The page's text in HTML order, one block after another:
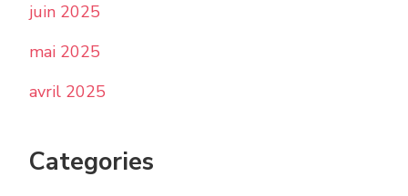
juin 2025
mai 2025
avril 2025
Categories